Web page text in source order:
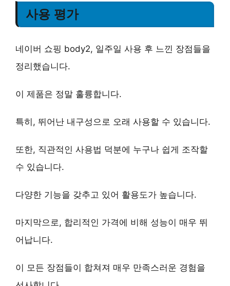
사용 평가
네이버 쇼핑 body2, 일주일 사용 후 느낀 장점들을
정리했습니다.
이 제품은 정말 훌륭합니다.
특히, 뛰어난 내구성 으로 오래 사용할 수 있습니다.
또한, 직관적인 사용법 덕분에 누구나 쉽게 조작할
수 있습니다.
다양한 기능을 갖추고 있어 활용도가 높습니다.
마지막으로, 합리적인 가격에 비해 성능이 매우 뛰
어납니다.
이 모든 장점들이 합쳐져 매우 만족스러운 경험을